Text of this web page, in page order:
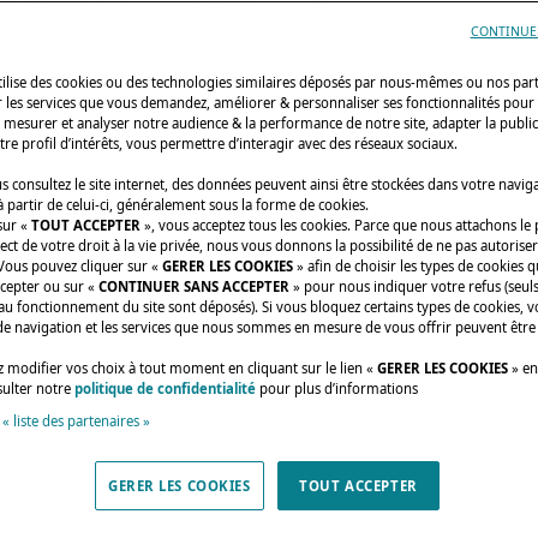
pour l'ARC 2022
POUR L'ARC
amis ou en couple, avec des
… l’Atlantic Rally for
s’adresse à tous.
des cookies ou des technologies similaires déposés par nous-mêmes ou nos
services que vous demandez, améliorer & personnaliser ses fonctionnalités
mesurer et analyser notre audience & la performance de notre site, adapter la
profil d’intérêts, vous permettre d’interagir avec des réseaux sociaux.
consultez le site internet, des données peuvent ainsi être stockées dans votre
partir de celui-ci, généralement sous la forme de cookies.
« TOUT ACCEPTER », vous acceptez tous les cookies. Parce que nous attachons le
de votre droit à la vie privée, nous vous donnons la possibilité de ne pas
pouvez cliquer sur « GERER LES COOKIES » afin de choisir les types de cookies
ou sur « CONTINUER SANS ACCEPTER » pour nous indiquer votre refus
fonctionnement du site sont déposés). Si vous bloquez certains types de cookies,
navigation et les services que nous sommes en mesure de vous offrir peuvent
modifier vos choix à tout moment en cliquant sur le lien « GERER LES COOKIES »
notre politique de confidentialité pour plus d’informations
liste des partenaires »
GERER LES COOKIES TOUT ACCEPTER